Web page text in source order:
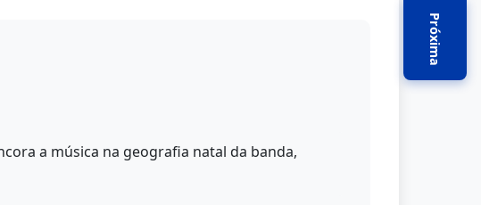
Próxima
a música na geografia natal da banda,